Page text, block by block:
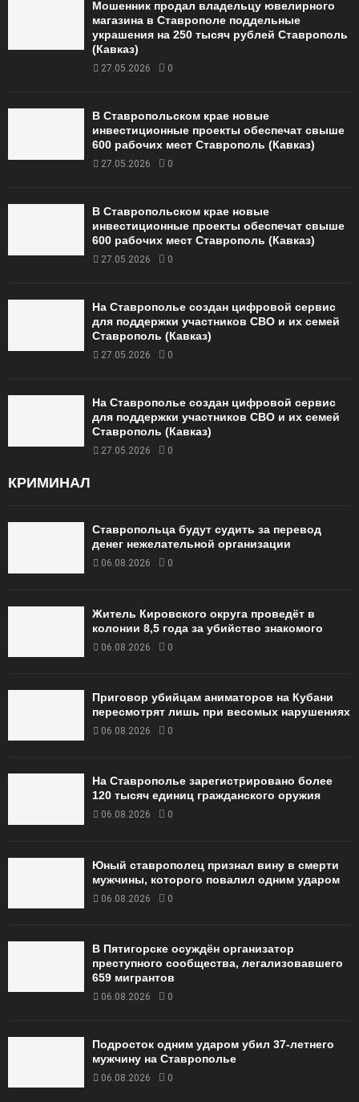
Мошенник продал владельцу ювелирного
магазина в Ставрополе поддельные
украшения на 250 тысяч рублей Ставрополь
(Кавказ)
27.05.2026 0
В Ставропольском крае новые
инвестиционные проекты обеспечат свыше
600 рабочих мест Ставрополь (Кавказ)
27.05.2026 0
В Ставропольском крае новые
инвестиционные проекты обеспечат свыше
600 рабочих мест Ставрополь (Кавказ)
27.05.2026 0
На Ставрополье создан цифровой сервис
для поддержки участников СВО и их семей
Ставрополь (Кавказ)
27.05.2026 0
На Ставрополье создан цифровой сервис
для поддержки участников СВО и их семей
Ставрополь (Кавказ)
27.05.2026 0
КРИМИНАЛ
Ставропольца будут судить за перевод
денег нежелательной организации
06.08.2026 0
Житель Кировского округа проведёт в
колонии 8,5 года за убийство знакомого
06.08.2026 0
Приговор убийцам аниматоров на Кубани
пересмотрят лишь при весомых нарушениях
06.08.2026 0
На Ставрополье зарегистрировано более
120 тысяч единиц гражданского оружия
06.08.2026 0
Юный ставрополец признал вину в смерти
мужчины, которого повалил одним ударом
06.08.2026 0
В Пятигорске осуждён организатор
преступного сообщества, легализовавшего
659 мигрантов
06.08.2026 0
Подросток одним ударом убил 37-летнего
мужчину на Ставрополье
06.08.2026 0